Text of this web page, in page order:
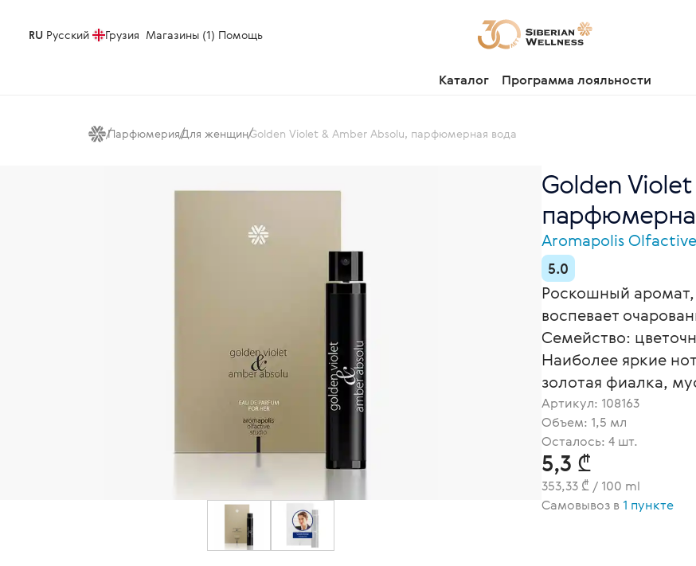
RU Русский Грузия Магазины (1) Помощь
Каталог Программа лояльности
ПарфюмерияДля женщинGolden Violet & Amber Absolu, парфюмерная вода
Golden
Aromapolis
5.0
Роскошный
воспевает
Семейство:
Наиболее яркие
золотая фиалка,
Артикул: 108163
Объем: 1,5 мл
Осталось: 4 шт.
5,3 ₾
353,33 ₾ / 100 ml
Самовывоз в 1 пункте